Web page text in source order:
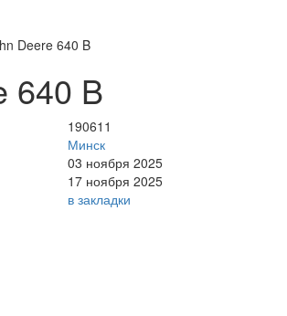
Deere 640 B
640 B
190611
Минск
03 ноября 2025
17 ноября 2025
в закладки